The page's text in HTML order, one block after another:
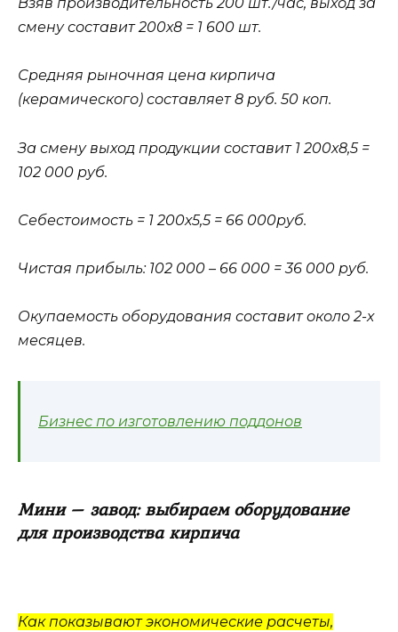
смену составит 200х8 = 1 600 шт.
Средняя рыночная цена кирпича
(керамического) составляет 8 руб. 50 коп.
За смену выход продукции составит 1 200х8,5 =
102 000 руб.
Себестоимость = 1 200х5,5 = 66 000руб.
Чистая прибыль: 102 000 – 66 000 = 36 000 руб.
Окупаемость оборудования составит около 2-х
месяцев.
Бизнес по изготовлению поддонов
Мини – завод: выбираем оборудование
для производства кирпича
Как показывают экономические расчеты,